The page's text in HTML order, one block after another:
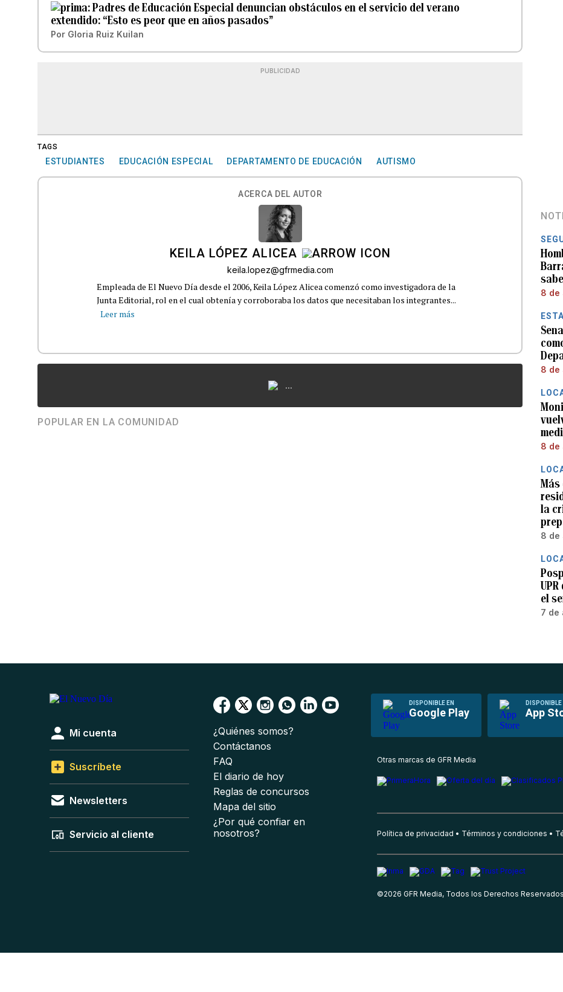
Padres de Educación Especial denuncian obstáculos en el servicio del verano
extendido: “Esto es peor que en años pasados”
Por Gloria Ruiz Kuilan
PUBLICIDAD
TAGS
ESTUDIANTES EDUCACIÓN ESPECIAL DEPARTAMENTO DE EDUCACIÓN AUTISMO
ACERCA DEL AUTOR
KEILA LÓPEZ ALICEA
keila.lopez@gfrmedia.com
Empleada de El Nuevo Día desde el 2006, Keila López Alicea comenzó como investigadora de la
Junta Editorial, rol en el cual obtenía y corroboraba los datos que necesitaban los integrantes...
Leer más
...
POPULAR EN LA COMUNIDAD
sabe
8 de
8 de
8 de
Más
la
8 de
el
7 de
DISPONIBLE EN
Google Play
DISPONIBLE
App
Mi cuenta
Suscríbete
Newsletters
Servicio al cliente
¿Quiénes somos?
Contáctanos
FAQ
El diario de hoy
Reglas de concursos
Mapa del sitio
¿Por qué confiar en
nosotros?
Otras marcas de GFR Media
Política de privacidad Términos y condiciones
©2026 GFR Media, Todos los Derechos